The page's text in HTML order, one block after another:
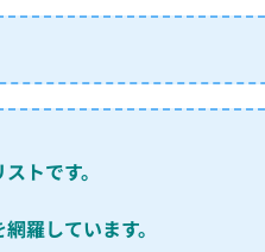
トです。
羅しています。